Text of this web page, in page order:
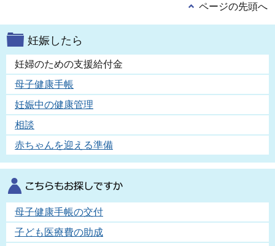
ページの先頭へ
妊娠したら
妊婦のための支援給付金
母子健康手帳
妊娠中の健康管理
相談
赤ちゃんを迎える準備
母子健康手帳の交付
子ども医療費の助成